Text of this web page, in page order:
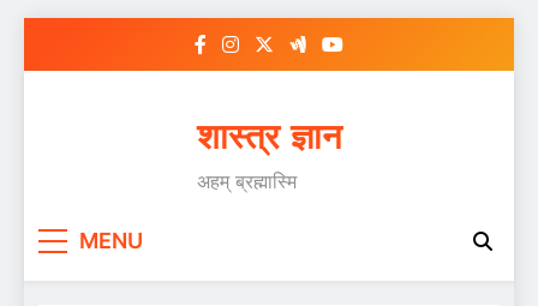
शास्त्र ज्ञान
अहम् ब्रह्मास्मि
MENU